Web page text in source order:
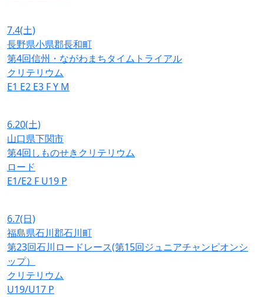
7.4(土)
長野県小県郡長和町
第4回信州・ながわまちタイムトライアル
クリテリウム
E1 E2 E3 FY M
6.20(土)
山口県下関市
第4回しものせきクリテリウム
ロード
E1/E2 F U19 P
6.7(日)
福島県石川郡石川町
第23回石川ロードレース(第15回ジュニアチャンピオンシ
ップ）
クリテリウム
U19/U17 P